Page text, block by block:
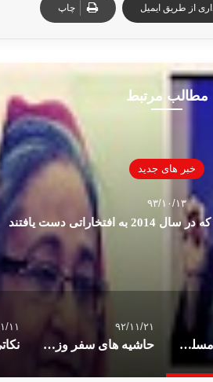
از طریق ایمیل چاپ
مطالب مرتبط
خبر های جدید
۹۳/۱۰/۱۳
دست یافتند
چند تن از زنان مسلمان که در سال 2014 به افتخاراتی دست یافتند
۹۲/۱۱/۲۱
حاشیه های سفر وزیر فرهنگ مصر به موریتانی
۹۷/